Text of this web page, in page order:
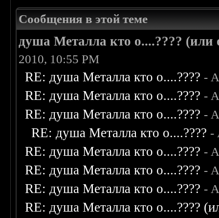
Сообщения в этой теме
душа Металла кто о....???? (или
2010, 10:55 PM
RE: душа Металла кто о....???? -
RE: душа Металла кто о....???? -
RE: душа Металла кто о....???? -
RE: душа Металла кто о....???? -
RE: душа Металла кто о....???? -
RE: душа Металла кто о....???? -
RE: душа Металла кто о....???? -
RE: душа Металла кто о....????